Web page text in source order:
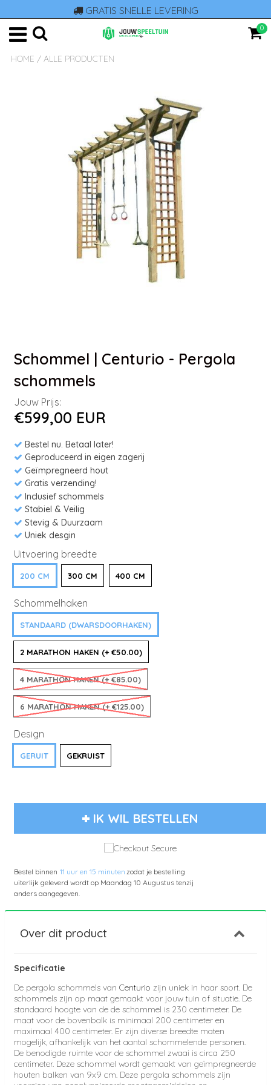
GRATIS SNELLE LEVERING
0
HOME / ALLE PRODUCTEN
Schommel | Centurio - Pergola
schommels
Jouw Prijs:
€599,00 EUR
Bestel nu. Betaal later!
Geproduceerd in eigen zagerij
Geïmpregneerd hout
Gratis verzending!
Inclusief schommels
Stabiel & Veilig
Stevig & Duurzaam
Uniek desgin
Uitvoering breedte
200 CM 300 CM 400 CM
Schommelhaken
STANDAARD (DWARSDOORHAKEN)
2 MARATHON HAKEN (+ €50.00)
4 MARATHON HAKEN (+ €85.00)
6 MARATHON HAKEN (+ €125.00)
Design
GERUIT GEKRUIST
IK WIL BESTELLEN
Bestel binnen 11 uur en 15 minutenzodat je bestelling
uiterlijk geleverd wordt op Maandag 10 Augustus tenzij
anders aangegeven.
Over dit product
Specificatie
De pergola schommels van Centurio zijn uniek in haar soort. De
schommels zijn op maat gemaakt voor jouw tuin of situatie. De
standaard hoogte van de de schommel is 230 centimeter. De
maat voor de bovenbalk is minimaal 200 centimeter en
maximaal 400 centimeter. Er zijn diverse breedte maten
mogelijk, afhankelijk van het aantal schommelende personen.
De benodigde ruimte voor de schommel zwaai is circa 250
centimeter. Deze schommel wordt gemaakt van geïmpregneerde
houten balken van 9x9 cm. Deze pergola schommels zijn